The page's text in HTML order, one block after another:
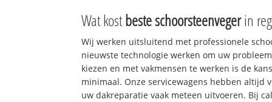
Wat kostbeste schoorsteenvegerin
Wij werken uitsluitend met professionele
nieuwste technologie werken om uw
kiezen en met vakmensen te werken is de
minimaal. Onze servicewagens hebben altijd
uw dakreparatie vaak meteen uitvoeren. Bij